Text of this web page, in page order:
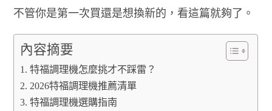
不管你是第一次買還是想換新的，看這篇就夠了。
內容摘要
特福調理機怎麼挑才不踩雷？
2026特福調理機推薦清單
特福調理機選購指南